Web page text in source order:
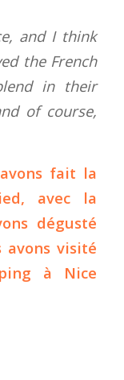
and I think
the French
in their
of course,
fait la
avec la
dégusté
avons visité
à Nice